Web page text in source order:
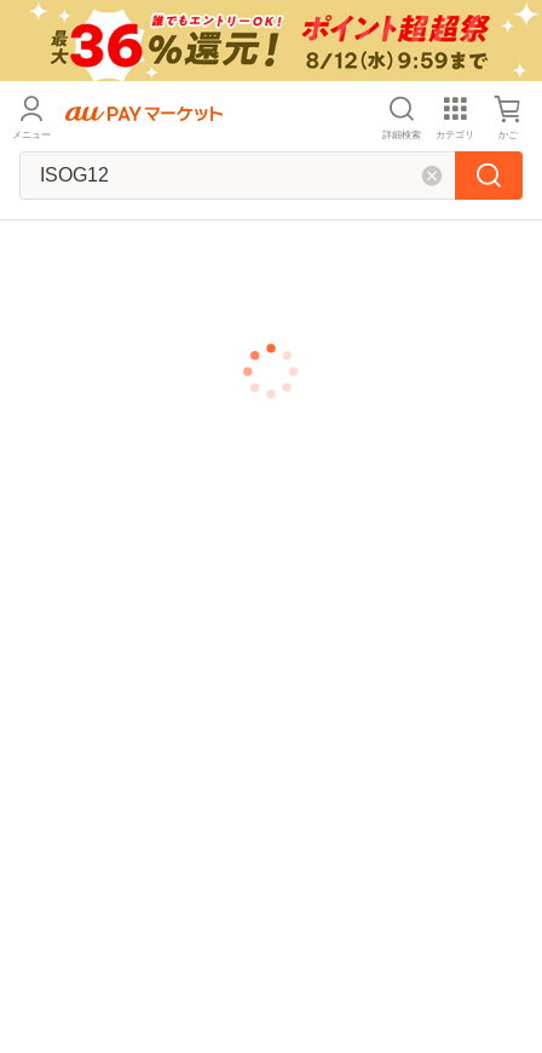
メニュー 詳細検索 カテゴリ かご